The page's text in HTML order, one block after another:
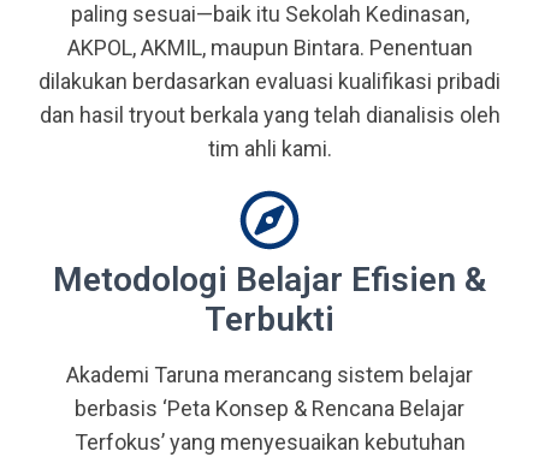
paling sesuai—baik itu Sekolah Kedinasan,
AKPOL, AKMIL, maupun Bintara. Penentuan
dilakukan berdasarkan evaluasi kualifikasi pribadi
dan hasil tryout berkala yang telah dianalisis oleh
tim ahli kami.
Metodologi Belajar Efisien &
Terbukti
Akademi Taruna merancang sistem belajar
berbasis ‘Peta Konsep & Rencana Belajar
Terfokus’ yang menyesuaikan kebutuhan